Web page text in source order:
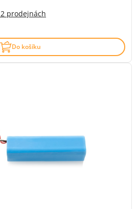
2 prodejnách
Do košíku